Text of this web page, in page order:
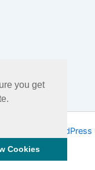
you get
Cookies
Thème WordPress